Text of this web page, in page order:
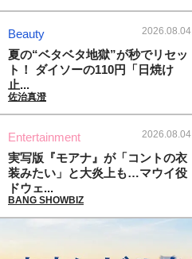
Beauty 2026.08.04
夏の“ベタベタ地獄”が秒でリセッ
ト！ ダイソーの110円「日焼け
止...
佐治真澄
Entertainment 2026.08.04
実写版『モアナ』が「コントの衣
装みたい」と大炎上も…マウイ役
ドウェ...
BANG SHOWBIZ